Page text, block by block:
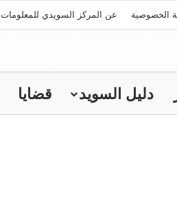
عن المركز السويدي للمعلومات
دليل السويد قضايا